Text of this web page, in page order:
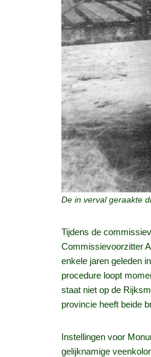
De in verval geraakte
Tijdens de
Commissievoorzitter
enkele jaren geleden
procedure loopt
staat niet op de
provincie heeft beide
Instellingen voor
gelijknamige